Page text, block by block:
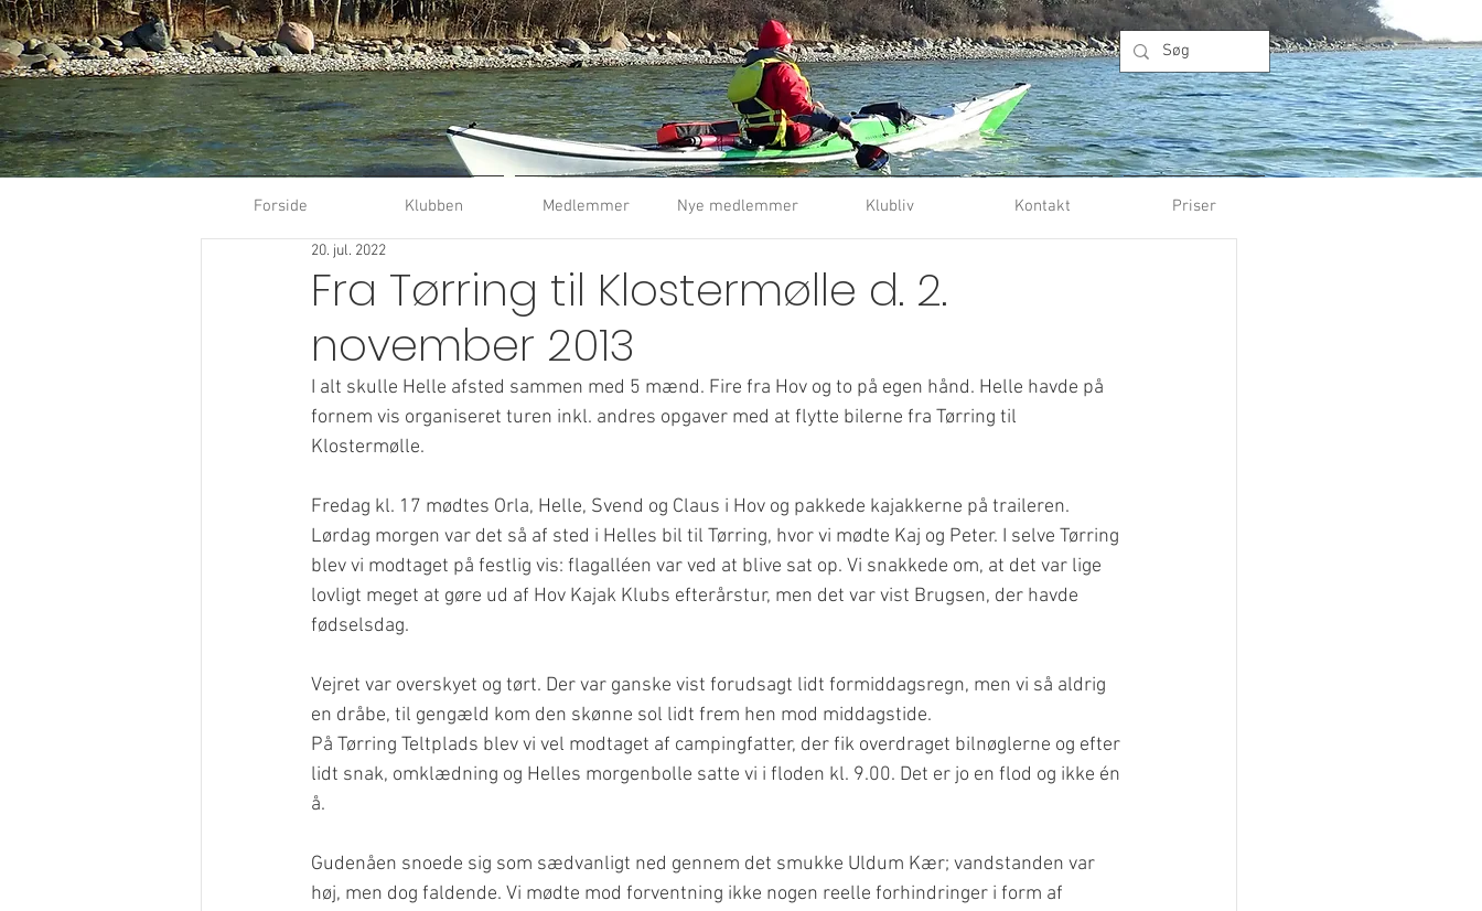
Forside Klubben Medlemmer Nye medlemmer Klubliv Kontakt Priser
Fra Tørring til Klostermølle d. 2.
november 2013
20. jul. 2022
I alt skulle Helle afsted sammen med 5 mænd. Fire fra Hov og to på egen hånd. Helle havde på
fornem vis organiseret turen inkl. andres opgaver med at flytte bilerne fra Tørring til
Klostermølle.
Fredag kl. 17 mødtes Orla, Helle, Svend og Claus i Hov og pakkede kajakkerne på traileren.
Lørdag morgen var det så af sted i Helles bil til Tørring, hvor vi mødte Kaj og Peter. I selve Tørring
blev vi modtaget på festlig vis: flagalléen var ved at blive sat op. Vi snakkede om, at det var lige
lovligt meget at gøre ud af Hov Kajak Klubs efterårstur, men det var vist Brugsen, der havde
fødselsdag.
Vejret var overskyet og tørt. Der var ganske vist forudsagt lidt formiddagsregn, men vi så aldrig
en dråbe, til gengæld kom den skønne sol lidt frem hen mod middagstide.
På Tørring Teltplads blev vi vel modtaget af campingfatter, der fik overdraget bilnøglerne og efter
lidt snak, omklædning og Helles morgenbolle satte vi i floden kl. 9.00. Det er jo en flod og ikke én
å.
Gudenåen snoede sig som sædvanligt ned gennem det smukke Uldum Kær; vandstanden var
høj, men dog faldende. Vi mødte mod forventning ikke nogen reelle forhindringer i form af